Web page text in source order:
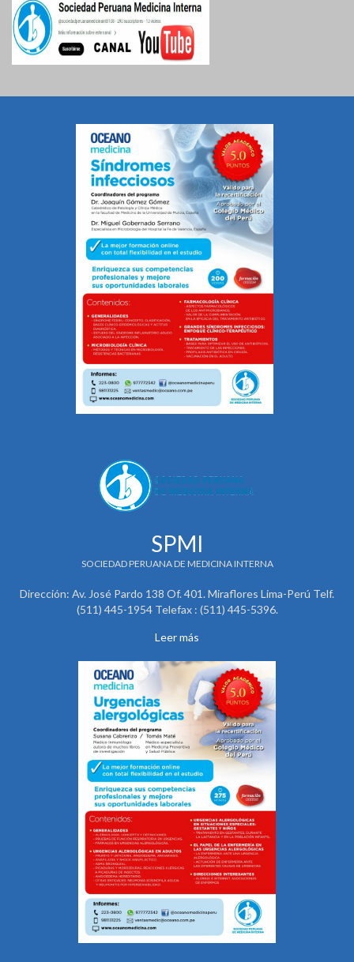
SPMI
SOCIEDAD PERUANA DE MEDICINA INTERNA
Dirección: Av. José Pardo 138 Of. 401. Miraflores Lima-Perú Telf.
(511) 445-1954 Telefax : (511) 445-5396.
Leer más